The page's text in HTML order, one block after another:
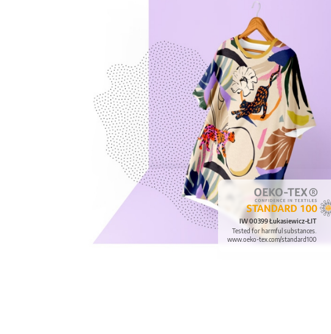
IW 00399 Łukasiewicz-ŁIT
Tested for harmful substances.
www.oeko-tex.com/standard100